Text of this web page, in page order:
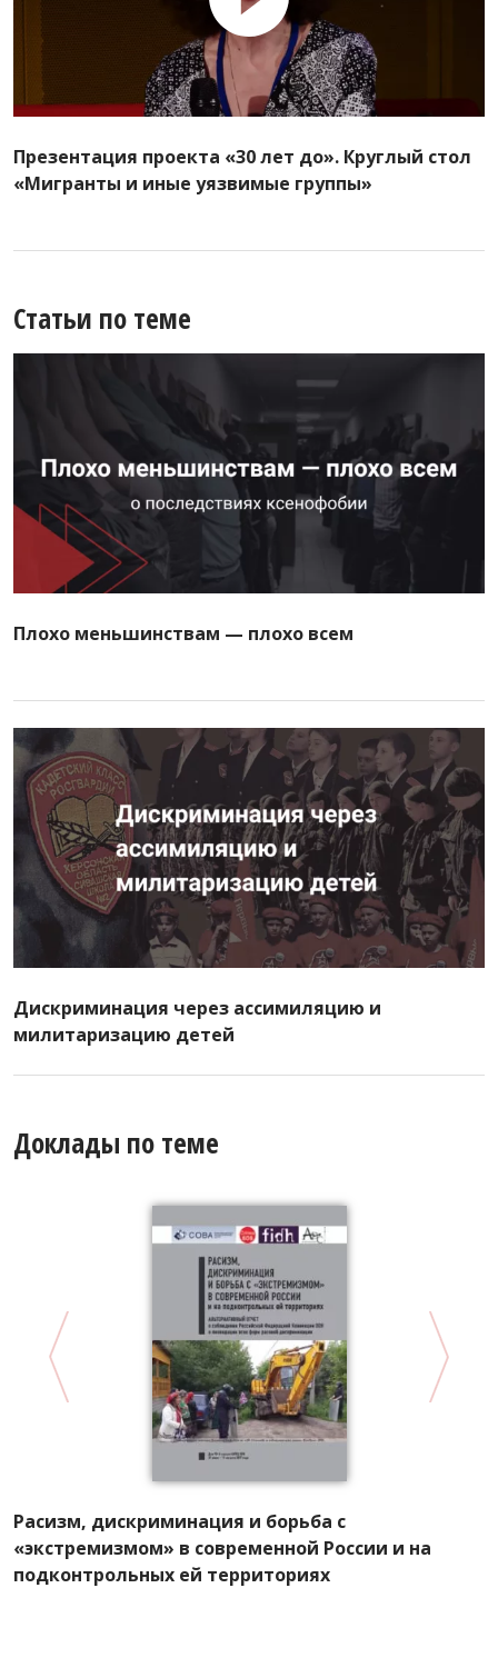
Презентация проекта «30 лет до». Круглый стол
«Мигранты и иные уязвимые группы»
Статьи по теме
Плохо меньшинствам — плохо всем
Дискриминация через ассимиляцию и
милитаризацию детей
Доклады по теме
Расизм, дискриминация и борьба с
«экстремизмом» в современной России и на
подконтрольных ей территориях